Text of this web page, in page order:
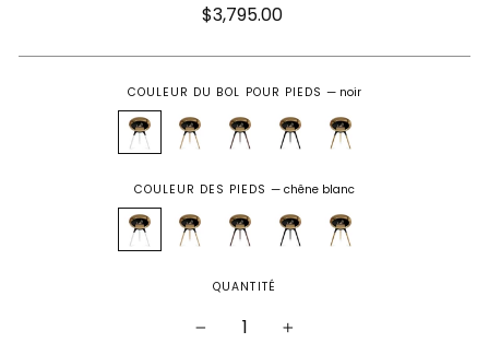
Prix
$3,795.00
COULEUR DU BOL POUR PIEDS— noir
COULEUR DES PIEDS—chêne blanc
QUANTITÉ